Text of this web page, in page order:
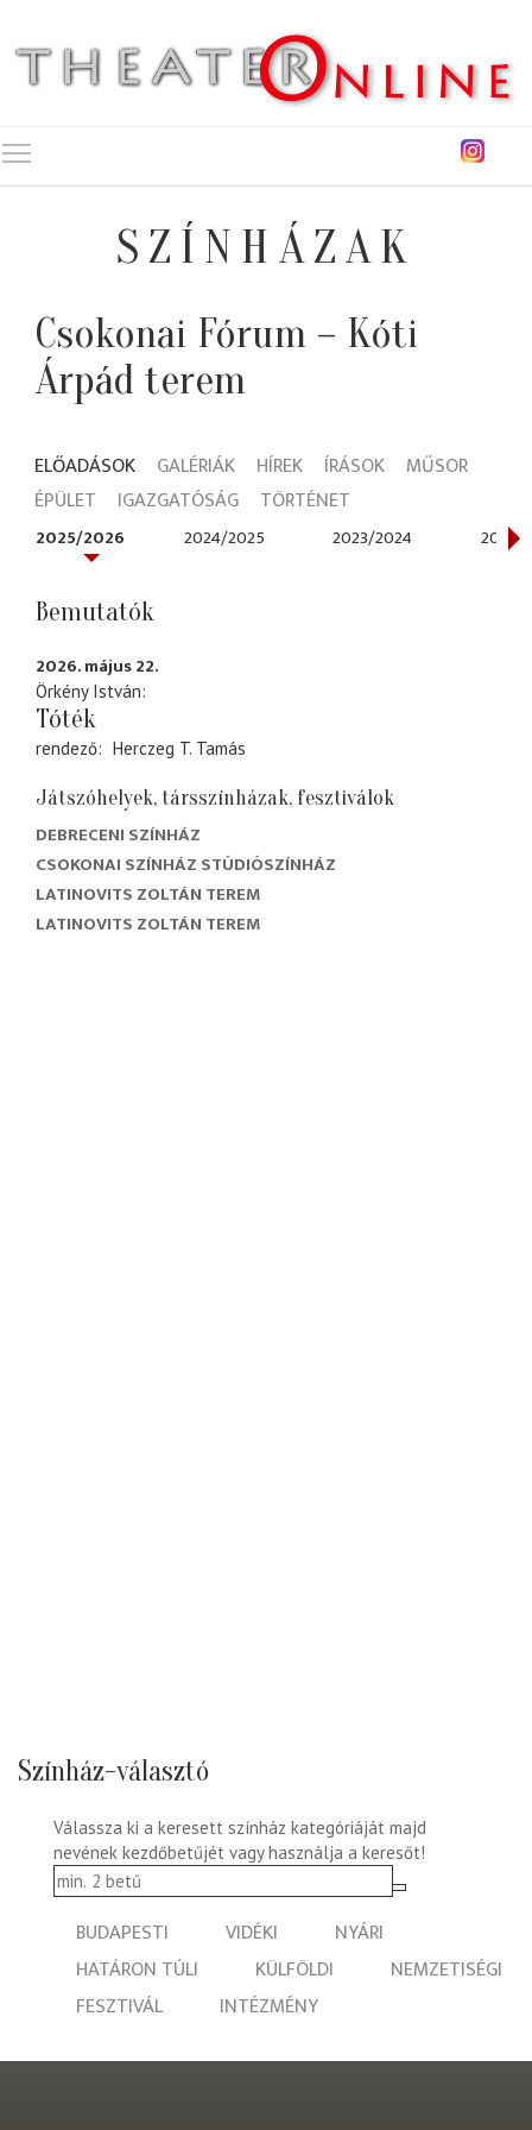
SZÍNHÁZAK
Csokonai Fórum – Kóti
Árpád terem
ELŐADÁSOK GALÉRIÁK HÍREK ÍRÁSOK
MŰSOR
ÉPÜLET
IGAZGATÓSÁG TÖRTÉNET
2025/2026 2024/2025 2023/2024 2022/
Bemutatók
2026. május 22.
Örkény István
Tóték
rendező Herczeg T. Tamás
Játszóhelyek, társszínházak, fesztiválok
DEBRECENI SZÍNHÁZ
CSOKONAI SZÍNHÁZ STÚDIÓSZÍNHÁZ
LATINOVITS ZOLTÁN TEREM
LATINOVITS ZOLTÁN TEREM
Színház-választó
Válassza ki a keresett színház kategóriáját majd
nevének kezdőbetűjét vagy használja a keresőt!
BUDAPESTI VIDÉKI
NYÁRI
HATÁRON TÚLI
KÜLFÖLDI
NEMZETISÉGI
FESZTIVÁL
INTÉZMÉNY